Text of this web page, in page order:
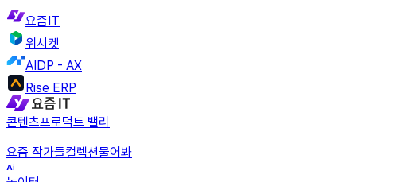
요즘IT
위시켓
AIDP - AX
Rise ERP
콘텐츠프로덕트 밸리
요즘 작가들컬렉션물어봐